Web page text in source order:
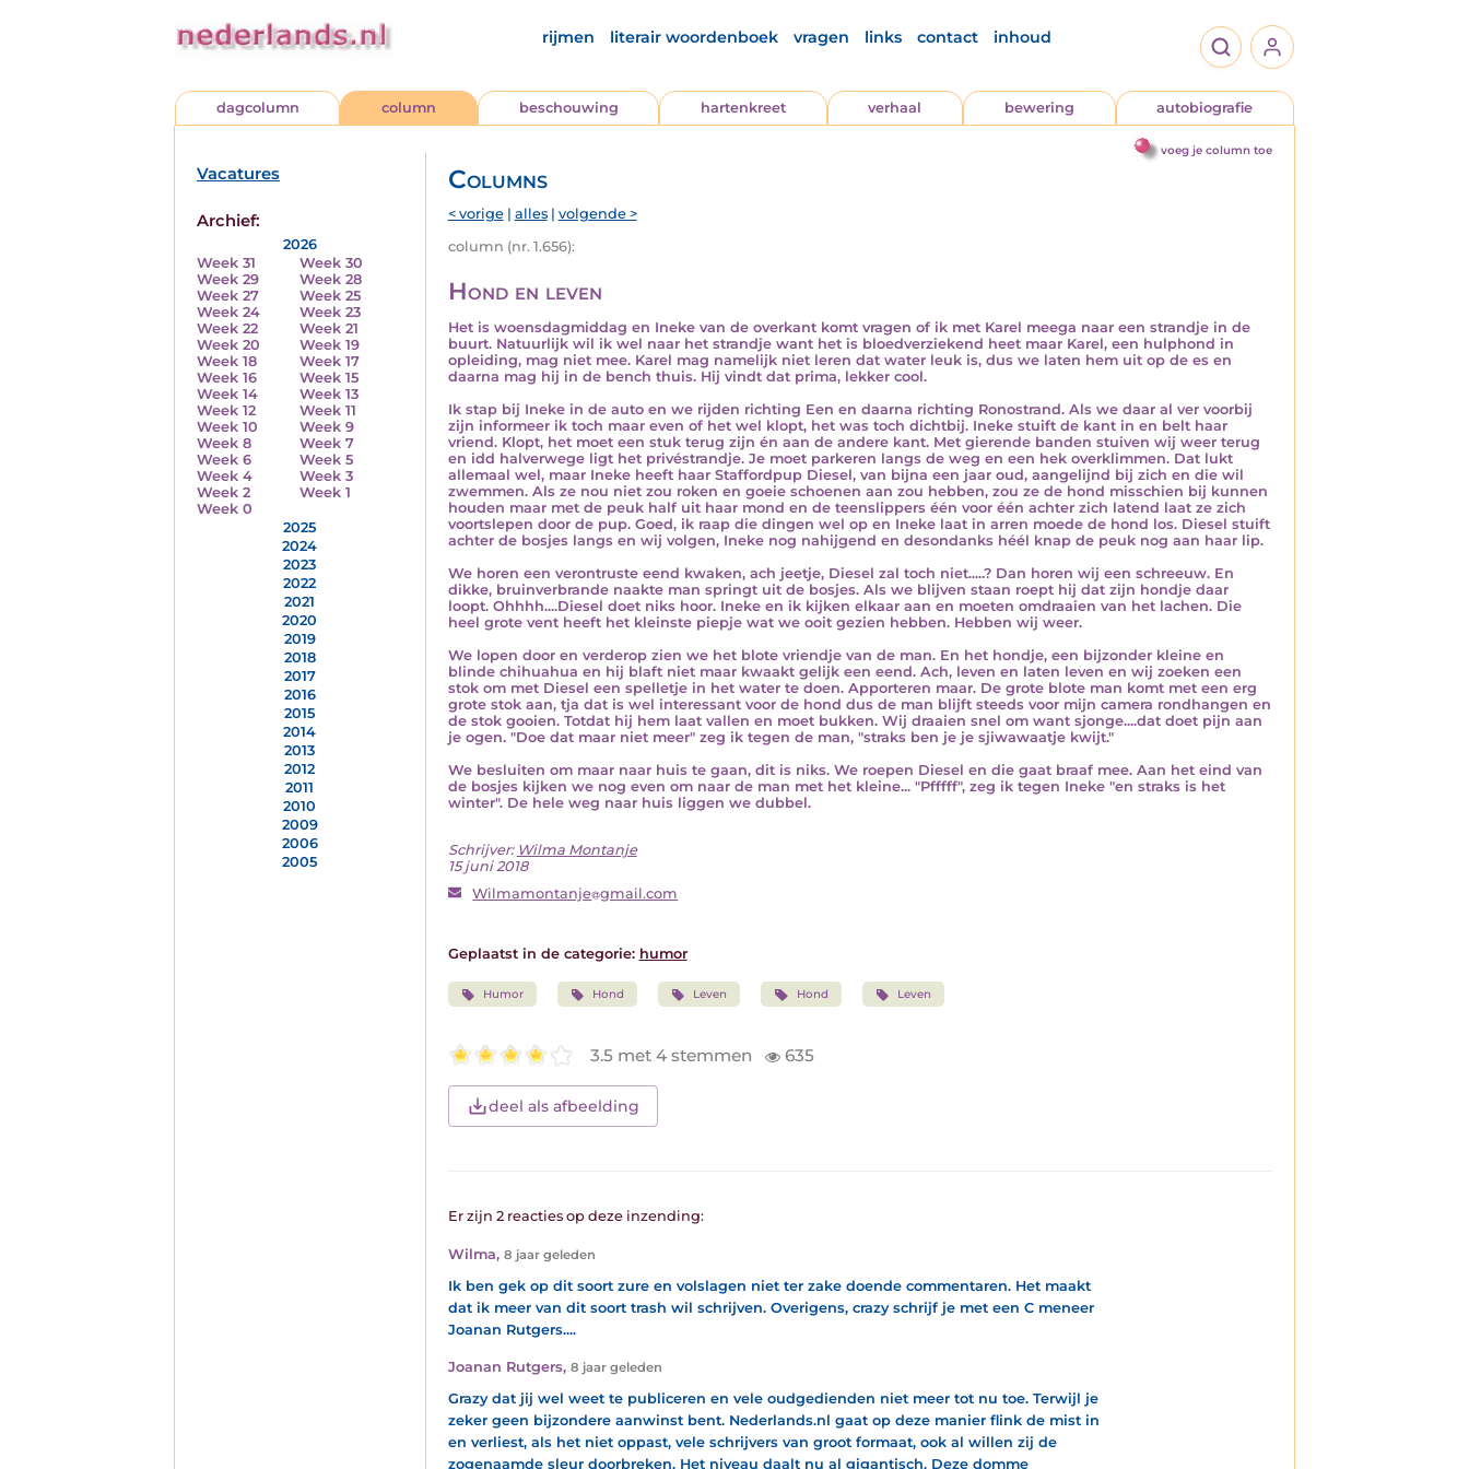
rijmen literair woordenboek vragen links contact inhoud
dagcolumn column beschouwing hartenkreet verhaal bewering autobiografie
voeg je column toe
Vacatures
Archief:
2026
Week 31
Week 30
Week 29
Week 28
Week 27
Week 25
Week 24
Week 23
Week 22
Week 21
Week 20
Week 19
Week 18
Week 17
Week 16
Week 15
Week 14
Week 13
Week 12
Week 11
Week 10
Week 9
Week 8
Week 7
Week 6
Week 5
Week 4
Week 3
Week 2
Week 1
Week 0
2025
2024
2023
2022
2021
2020
2019
2018
2017
2016
2015
2014
2013
2012
2011
2010
2009
2006
2005
Columns
< vorige| alles| volgende >
column (nr. 1.656):
Hond en leven
Het is woensdagmiddag en Ineke van de overkant komt vragen of ik met Karel meega naar een strandje in de
buurt. Natuurlijk wil ik wel naar het strandje want het is bloedverziekend heet maar Karel, een hulphond in
opleiding, mag niet mee. Karel mag namelijk niet leren dat water leuk is, dus we laten hem uit op de es en
daarna mag hij in de bench thuis. Hij vindt dat prima, lekker cool.
Ik stap bij Ineke in de auto en we rijden richting Een en daarna richting Ronostrand. Als we daar al ver voorbij
zijn informeer ik toch maar even of het wel klopt, het was toch dichtbij. Ineke stuift de kant in en belt haar
vriend. Klopt, het moet een stuk terug zijn én aan de andere kant. Met gierende banden stuiven wij weer terug
en idd halverwege ligt het privéstrandje. Je moet parkeren langs de weg en een hek overklimmen. Dat lukt
allemaal wel, maar Ineke heeft haar Staffordpup Diesel, van bijna een jaar oud, aangelijnd bij zich en die wil
zwemmen. Als ze nou niet zou roken en goeie schoenen aan zou hebben, zou ze de hond misschien bij kunnen
houden maar met de peuk half uit haar mond en de teenslippers één voor één achter zich latend laat ze zich
voortslepen door de pup. Goed, ik raap die dingen wel op en Ineke laat in arren moede de hond los. Diesel stuift
achter de bosjes langs en wij volgen, Ineke nog nahijgend en desondanks héél knap de peuk nog aan haar lip.
We horen een verontruste eend kwaken, ach jeetje, Diesel zal toch niet.....? Dan horen wij een schreeuw. En
dikke, bruinverbrande naakte man springt uit de bosjes. Als we blijven staan roept hij dat zijn hondje daar
loopt. Ohhhh....Diesel doet niks hoor. Ineke en ik kijken elkaar aan en moeten omdraaien van het lachen. Die
heel grote vent heeft het kleinste piepje wat we ooit gezien hebben. Hebben wij weer.
We lopen door en verderop zien we het blote vriendje van de man. En het hondje, een bijzonder kleine en
blinde chihuahua en hij blaft niet maar kwaakt gelijk een eend. Ach, leven en laten leven en wij zoeken een
stok om met Diesel een spelletje in het water te doen. Apporteren maar. De grote blote man komt met een erg
grote stok aan, tja dat is wel interessant voor de hond dus de man blijft steeds voor mijn camera rondhangen en
de stok gooien. Totdat hij hem laat vallen en moet bukken. Wij draaien snel om want sjonge....dat doet pijn aan
je ogen. "Doe dat maar niet meer" zeg ik tegen de man, "straks ben je je sjiwawaatje kwijt."
We besluiten om maar naar huis te gaan, dit is niks. We roepen Diesel en die gaat braaf mee. Aan het eind van
de bosjes kijken we nog even om naar de man met het kleine... "Pfffff", zeg ik tegen Ineke "en straks is het
winter". De hele weg naar huis liggen we dubbel.
Schrijver: Wilma Montanje
15 juni 2018
Wilmamontanje gmail.com
Geplaatst in de categorie: humor
Humor Hond Leven Hond Leven
3.5 met 4 stemmen 635
deel als afbeelding
Er zijn 2 reacties op deze inzending:
Wilma, 8 jaar geleden
Ik ben gek op dit soort zure en volslagen niet ter zake doende commentaren. Het maakt
dat ik meer van dit soort trash wil schrijven. Overigens, crazy schrijf je met een C meneer
Joanan Rutgers....
Joanan Rutgers, 8 jaar geleden
Grazy dat jij wel weet te publiceren en vele oudgedienden niet meer tot nu toe. Terwijl je
zeker geen bijzondere aanwinst bent. Nederlands.nl gaat op deze manier flink de mist in
en verliest, als het niet oppast, vele schrijvers van groot formaat, ook al willen zij de
zogenaamde sleur doorbreken. Het niveau daalt nu al gigantisch. Deze domme